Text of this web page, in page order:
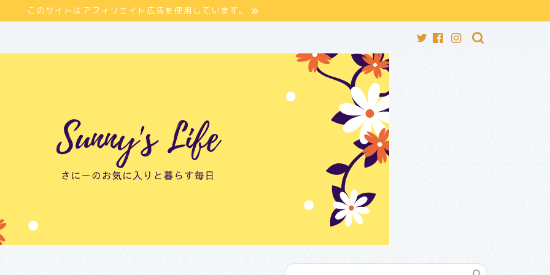
このサイトはアフィリエイト広告を使用しています。